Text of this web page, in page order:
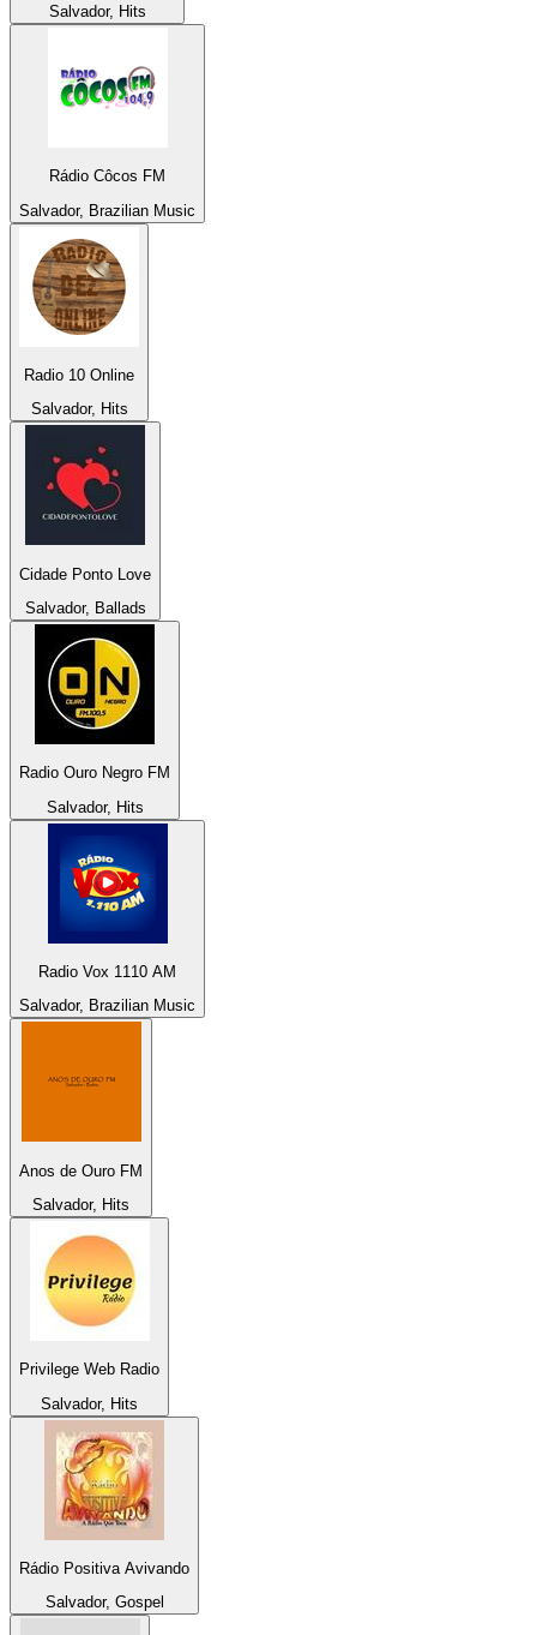
Salvador, Hits
Rádio Côcos FM
Salvador, Brazilian Music
Radio 10 Online
Salvador, Hits
Cidade Ponto Love
Salvador, Ballads
Radio Ouro Negro FM
Salvador, Hits
Radio Vox 1110 AM
Salvador, Brazilian Music
Anos de Ouro FM
Salvador, Hits
Privilege Web Radio
Salvador, Hits
Rádio Positiva Avivando
Salvador, Gospel